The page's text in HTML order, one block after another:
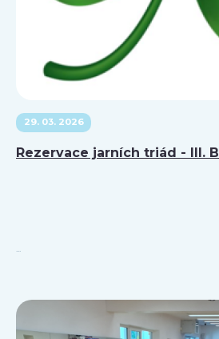
29. 03. 2026
Rezervace jarních triád - III. B
...